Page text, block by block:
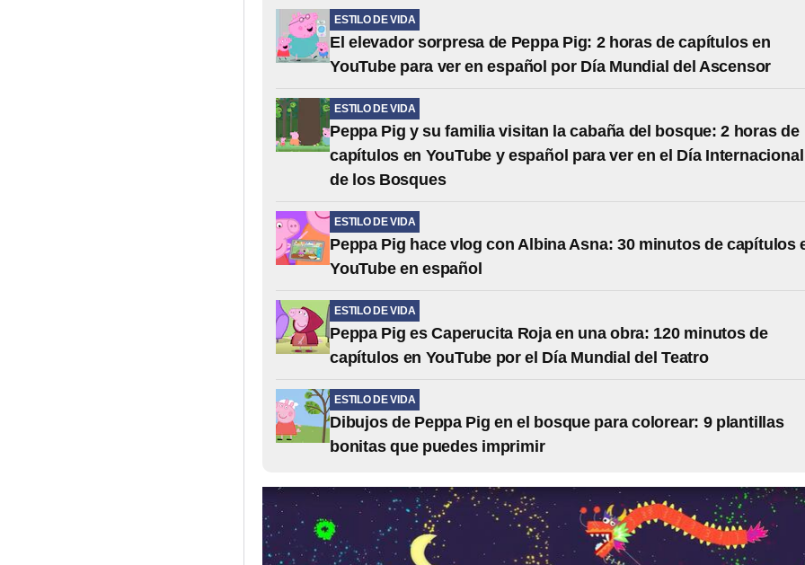
ESTILO DE VIDA
El elevador sorpresa de Peppa Pig: 2 horas de capítulos en
YouTube para ver en español por Día Mundial del Ascensor
ESTILO DE VIDA
Peppa Pig y su familia visitan la cabaña del bosque: 2 horas de
capítulos en YouTube y español para ver en el Día Internacional
de los Bosques
ESTILO DE VIDA
Peppa Pig hace vlog con Albina Asna: 30 minutos de capítulos
YouTube en español
ESTILO DE VIDA
Peppa Pig es Caperucita Roja en una obra: 120 minutos de
capítulos en YouTube por el Día Mundial del Teatro
ESTILO DE VIDA
Dibujos de Peppa Pig en el bosque para colorear: 9 plantillas
bonitas que puedes imprimir